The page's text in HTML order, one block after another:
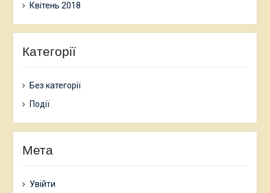
Квітень 2018
Категорії
Без категорії
Події
Мета
Увійти